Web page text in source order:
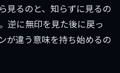
見るのと、知らずに見るの
逆に無印を見た後に戻っ
が違う意味を持ち始めるの